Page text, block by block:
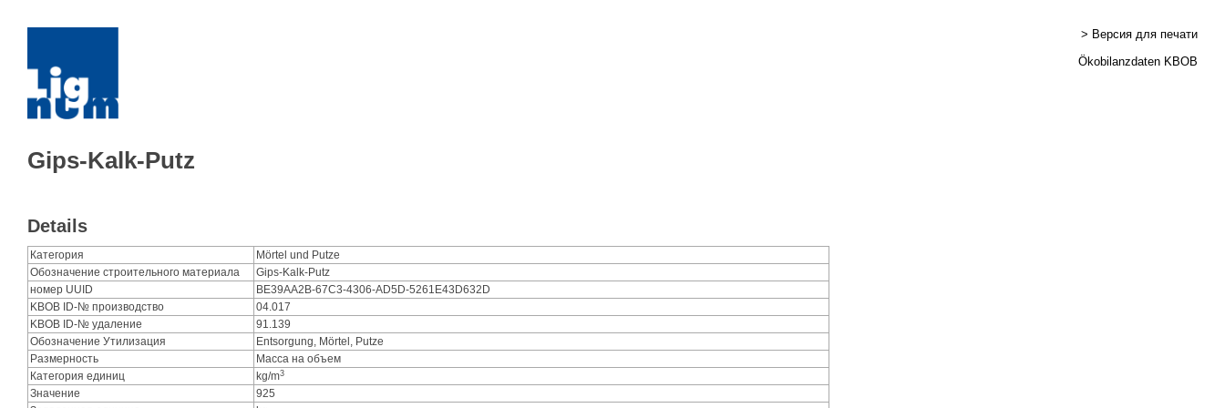
> Версия для печати
Ökobilanzdaten KBOB
Gips-Kalk-Putz
Details
Категория
Mörtel und Putze
Обозначение строительного материала
Gips-Kalk-Putz
номер UUID
BE39AA2B-67C3-4306-AD5D-5261E43D632D
KBOB ID-№ производство
04.017
KBOB ID-№ удаление
91.139
Обозначение Утилизация
Entsorgung, Mörtel, Putze
Размерность
Масса на объем
Категория единиц
kg/m3
Значение
925